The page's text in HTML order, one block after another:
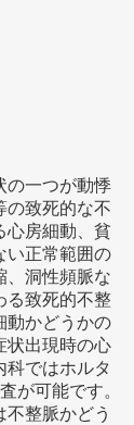
の一つが動悸
の致死的な不
心房細動、貧
い正常範囲の
、洞性頻脈な
る致死的不整
動かどうかの
状出現時の心
科ではホルタ
が可能です。
整脈かどう